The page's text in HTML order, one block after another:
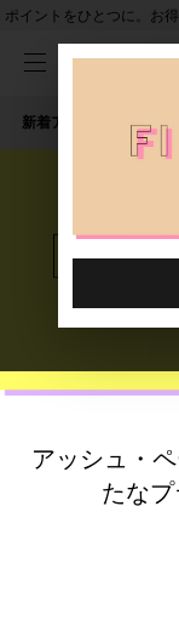
ポイントをひとつに。お
新着アイテム 人気
アッシュ・
たな